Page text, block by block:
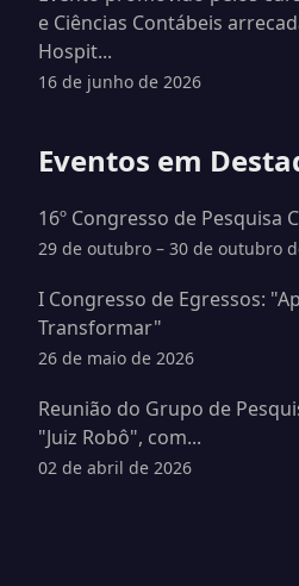
e Ciências Contábeis
Hospit...
16 de junho de 2026
Eventos em
16º Congresso de Pesquisa
29 de outubro – 30 de outubro
I Congresso de Egressos:
Transformar"
26 de maio de 2026
Reunião do Grupo de
"Juiz Robô", com...
02 de abril de 2026